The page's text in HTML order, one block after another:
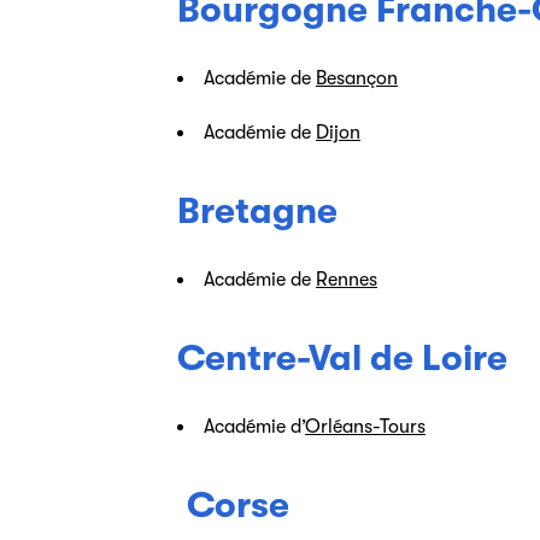
Bourgogne
Académie de Besançon
Académie de Dijon
Bretagne
Académie de Rennes
Centre-Val de Loire
Académie d’Orléans-Tours
Corse